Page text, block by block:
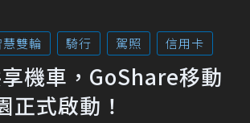
慧雙輪 騎行 駕照 信用卡
機車，GoShare移動
正式啟動！